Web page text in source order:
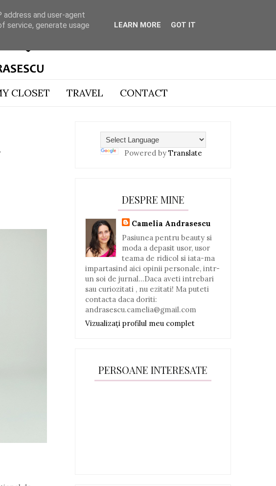
CLOSET TRAVEL CONTACT
Powered by Translate
DESPRE MINE
Camelia Andrasescu
Pasiunea pentru beauty si
moda a depasit usor, usor
teama de ridicol si iata-ma
impartasind aici opinii personale, intr-
un soi de jurnal...Daca aveti intrebari
sau curiozitati , nu ezitati! Ma puteti
contacta daca doriti:
andrasescu.camelia@gmail.com
Vizualizați profilul meu complet
PERSOANE INTERESATE
and user-agent
service, generate usage
LEARN MORE GOT IT